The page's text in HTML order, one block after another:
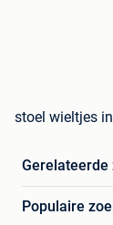
stoel wieltjes
Gerelateerde
Populaire